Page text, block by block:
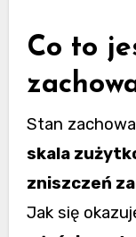
Co to
Stan
skala
zniszczeń
Jak się